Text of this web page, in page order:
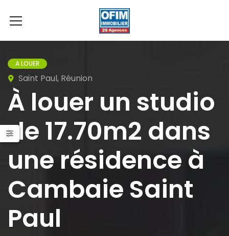
A LOUER
Saint Paul, Réunion
À louer un studio
de 17.70m2 dans
une résidence à
Cambaie Saint
Paul